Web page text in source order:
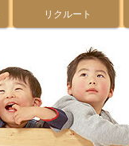
リクルート